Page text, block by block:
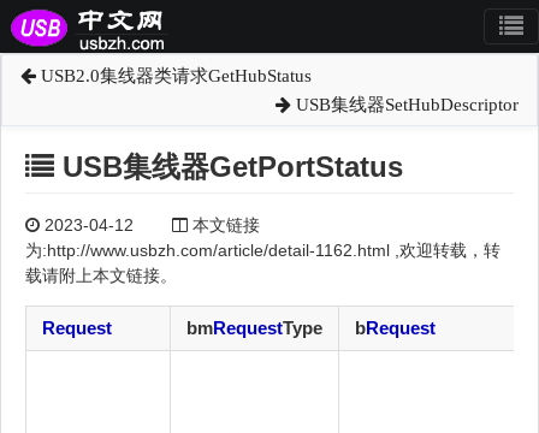
USB2.0集线器类请求GetHubStatus
USB集线器SetHubDescriptor
USB集线器GetPortStatus
2023-04-12
本文链接
为:http://www.usbzh.com/article/detail-1162.html ,欢迎转载，转
载请附上本文链接。
Request bmRequestType bRequest